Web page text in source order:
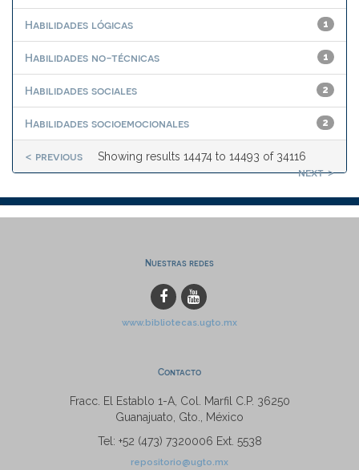
Habilidades lógicas 1
Habilidades no-técnicas 1
Habilidades sociales 2
Habilidades socioemocionales 2
Showing results 14474 to 14493 of 34116
< previous
next >
Nuestras redes
www.bibliotecas.ugto.mx
Contacto
Fracc. El Establo 1-A, Col. Marfil C.P. 36250
Guanajuato, Gto., México
Tel: +52 (473) 7320006 Ext. 5538
repositorio@ugto.mx